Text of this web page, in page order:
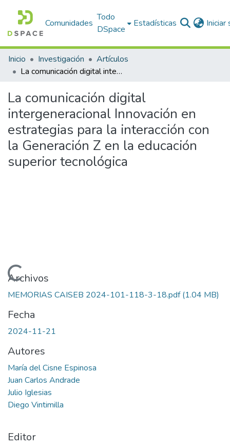
Comunidades
Todo
DSpace
Estadísticas Iniciar
Inicio Investigación
Artículos
La comunicación digital intergeneracional Innovación en estrategias para la interacción con la Generación Z en la educación superior tecnológica
La comunicación digital
intergeneracional Innovación en
estrategias para la interacción con
la Generación Z en la educación
superior tecnológica
Cargando...
Archivos
MEMORIAS CAISEB 2024-101-118-3-18.pdf(1.04 MB)
Fecha
2024-11-21
Autores
María del Cisne Espinosa
Juan Carlos Andrade
Julio Iglesias
Diego Vintimilla
Editor